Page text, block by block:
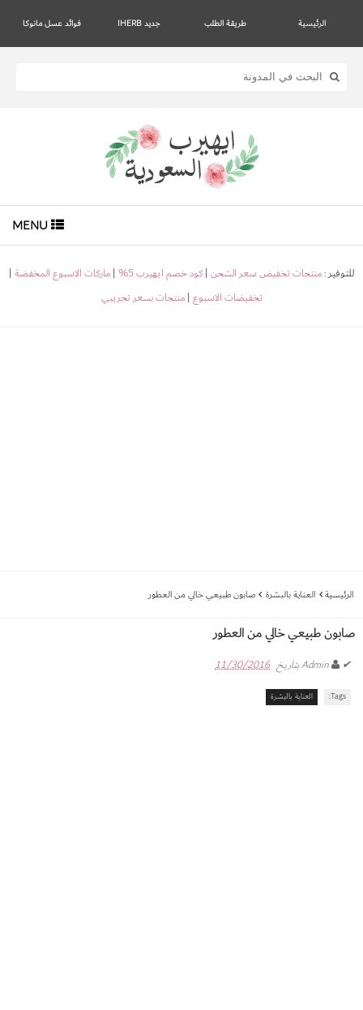
الرئيسية طريقة الطلب جديد IHERB فوائد عسل مانوكا
للتوفير :منتجات تخفيض سعر الشحن |كود خصم ايهيرب 5% |ماركات الاسبوع المخفضة |
تخفيضات الاسبوع |منتجات بسعر تجريبي
الرئيسية العناية بالبشرة صابون طبيعي خالي من العطور
صابون طبيعي خالي من العطور
✔
Adminبتاريخ 11/30/2016
Tags: العناية بالبشرة